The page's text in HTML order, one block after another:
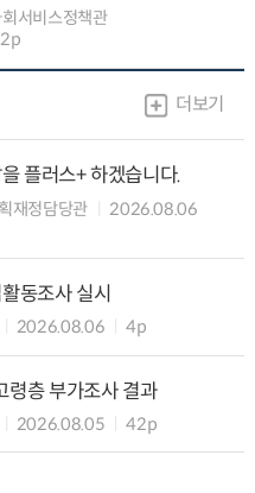
서비스정책관
2p
더보기
플러스+ 하겠습니다.
재정담당관
2026.08.06
동조사 실시
2026.08.06 4p
층 부가조사 결과
2026.08.05 42p